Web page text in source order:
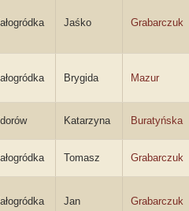
Jaśko Grabarczuk
Brygida Mazur
Katarzyna Buratyńska
Tomasz Grabarczuk
Jan Grabarczuk